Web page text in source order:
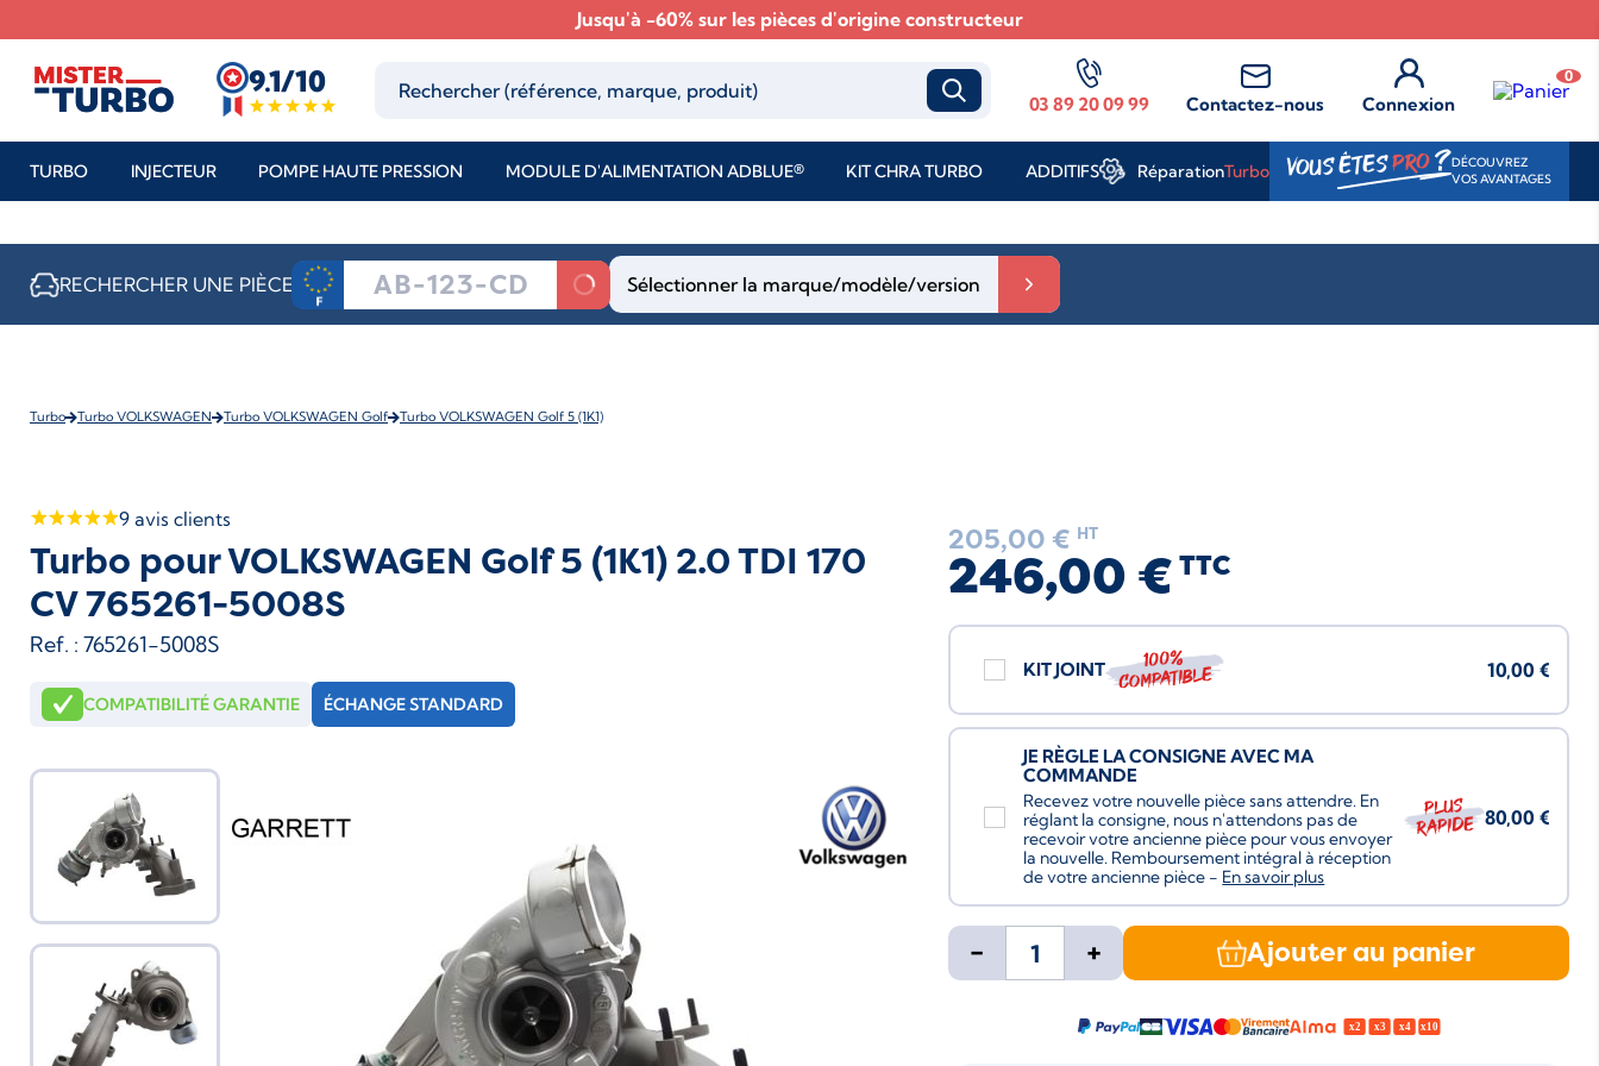
Jusqu'à -60% sur les pièces d'origine constructeur
9.1/10
03 89 20 09 99 Contactez-nous Connexion
0
TURBO INJECTEUR POMPE HAUTE PRESSION MODULE D'ALIMENTATION ADBLUE® KIT CHRA TURBO ADDITIFS RéparationTurbo VOUS ÊTESPRO?DÉCOUVREZ
VOS AVANTAGES
RECHERCHER UNE PIÈCE Sélectionner la marque/modèle/version
Turbo Turbo VOLKSWAGEN Turbo VOLKSWAGEN Golf Turbo VOLKSWAGEN Golf 5 (1K1)
9 avis clients
Turbo pour VOLKSWAGEN Golf 5 (1K1) 2.0 TDI 170
CV 765261-5008S
Ref. : 765261-5008S
COMPATIBILITÉ GARANTIE ÉCHANGE STANDARD
205,00 € HT
246,00 € TTC
KIT JOINT 100%
compatible 10,00 €
JE RÈGLE LA CONSIGNE AVEC MA
COMMANDE
Recevez votre nouvelle pièce sans attendre. En
réglant la consigne, nous n'attendons pas de
recevoir votre ancienne pièce pour vous envoyer
la nouvelle. Remboursement intégral à réception
de votre ancienne pièce - En savoir plus
Plus
rapide 80,00 €
- + Ajouter au panier